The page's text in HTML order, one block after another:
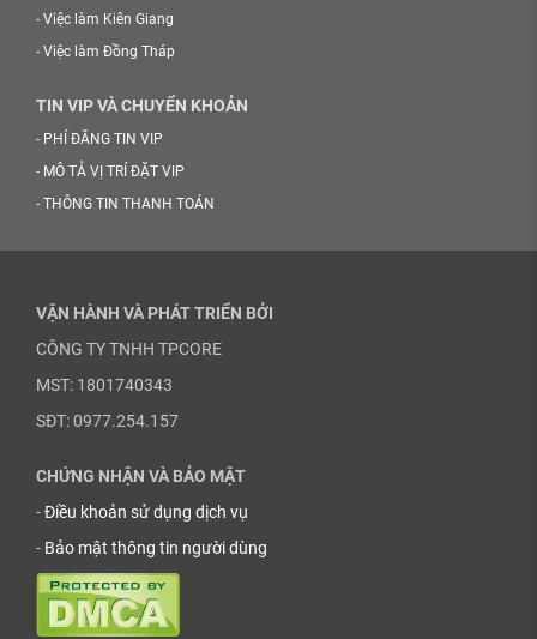
- Việc làm Kiên Giang
- Việc làm Đồng Tháp
TIN VIP VÀ CHUYỂN KHOẢN
- PHÍ ĐĂNG TIN VIP
- MÔ TẢ VỊ TRÍ ĐẶT VIP
- THÔNG TIN THANH TOÁN
VẬN HÀNH VÀ PHÁT TRIỂN BỞI
CÔNG TY TNHH TPCORE
MST: 1801740343
SĐT: 0977.254.157
CHỨNG NHẬN VÀ BẢO MẬT
-Điều khoản sử dụng dịch vụ
- Bảo mật thông tin người dùng